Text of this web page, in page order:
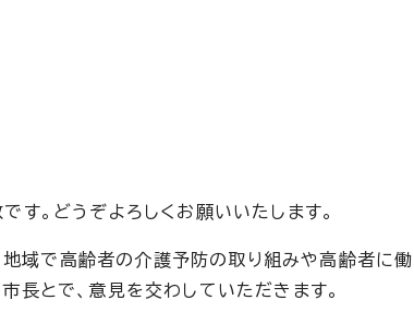
。どうぞよろしくお願いいたします。
地域で高齢者の介護予防の取り組みや高齢者に
長とで、意見を交わしていただきます。